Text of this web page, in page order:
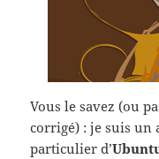
Vous le savez (ou
corrigé) : je suis un
particulier d’